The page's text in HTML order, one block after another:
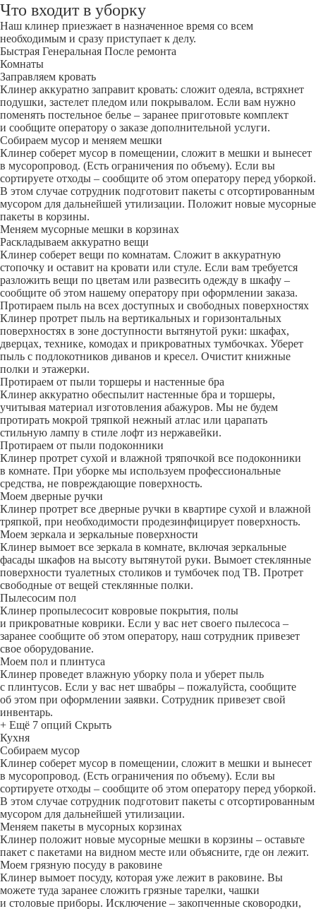
Что входит в уборку
Наш клинер приезжает в назначенное время со всем
необходимым и сразу приступает к делу.
Быстрая Генеральная После ремонта
Комнаты
Заправляем кровать
Клинер аккуратно заправит кровать: сложит одеяла, встряхнет
подушки, застелет пледом или покрывалом. Если вам нужно
поменять постельное белье – заранее приготовьте комплект
и сообщите оператору о заказе дополнительной услуги.
Собираем мусор и меняем мешки
Клинер соберет мусор в помещении, сложит в мешки и вынесет
в мусоропровод. (Есть ограничения по объему). Если вы
сортируете отходы – сообщите об этом оператору перед уборкой.
В этом случае сотрудник подготовит пакеты с отсортированным
мусором для дальнейшей утилизации. Положит новые мусорные
пакеты в корзины.
Меняем мусорные мешки в корзинах
Раскладываем аккуратно вещи
Клинер соберет вещи по комнатам. Сложит в аккуратную
стопочку и оставит на кровати или стуле. Если вам требуется
разложить вещи по цветам или развесить одежду в шкафу –
сообщите об этом нашему оператору при оформлении заказа.
Протираем пыль на всех доступных и свободных поверхностях
Клинер протрет пыль на вертикальных и горизонтальных
поверхностях в зоне доступности вытянутой руки: шкафах,
дверцах, технике, комодах и прикроватных тумбочках. Уберет
пыль с подлокотников диванов и кресел. Очистит книжные
полки и этажерки.
Протираем от пыли торшеры и настенные бра
Клинер аккуратно обеспылит настенные бра и торшеры,
учитывая материал изготовления абажуров. Мы не будем
протирать мокрой тряпкой нежный атлас или царапать
стильную лампу в стиле лофт из нержавейки.
Протираем от пыли подоконники
Клинер протрет сухой и влажной тряпочкой все подоконники
в комнате. При уборке мы используем профессиональные
средства, не повреждающие поверхность.
Моем дверные ручки
Клинер протрет все дверные ручки в квартире сухой и влажной
тряпкой, при необходимости продезинфицирует поверхность.
Моем зеркала и зеркальные поверхности
Клинер вымоет все зеркала в комнате, включая зеркальные
фасады шкафов на высоту вытянутой руки. Вымоет стеклянные
поверхности туалетных столиков и тумбочек под ТВ. Протрет
свободные от вещей стеклянные полки.
Пылесосим пол
Клинер пропылесосит ковровые покрытия, полы
и прикроватные коврики. Если у вас нет своего пылесоса –
заранее сообщите об этом оператору, наш сотрудник привезет
свое оборудование.
Моем пол и плинтуса
Клинер проведет влажную уборку пола и уберет пыль
с плинтусов. Если у вас нет швабры – пожалуйста, сообщите
об этом при оформлении заявки. Сотрудник привезет свой
инвентарь.
+ Ещё 7 опций Скрыть
Кухня
Собираем мусор
Клинер соберет мусор в помещении, сложит в мешки и вынесет
в мусоропровод. (Есть ограничения по объему). Если вы
сортируете отходы – сообщите об этом оператору перед уборкой.
В этом случае сотрудник подготовит пакеты с отсортированным
мусором для дальнейшей утилизации.
Меняем пакеты в мусорных корзинах
Клинер положит новые мусорные мешки в корзины – оставьте
пакет с пакетами на видном месте или объясните, где он лежит.
Моем грязную посуду в раковине
Клинер вымоет посуду, которая уже лежит в раковине. Вы
можете туда заранее сложить грязные тарелки, чашки
и столовые приборы. Исключение – закопченные сковородки,